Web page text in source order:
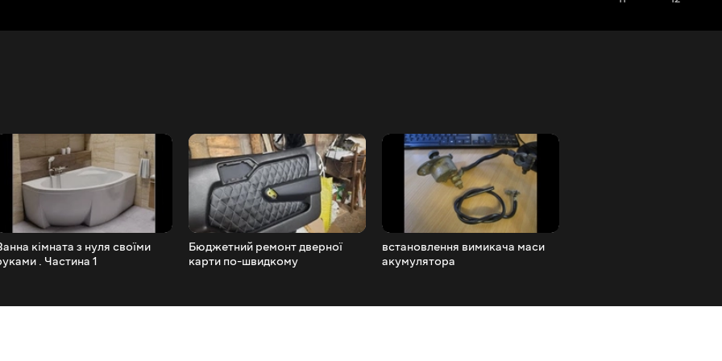
кімната з нуля своїми
. Частина 1
Бюджетний ремонт дверної
карти по-швидкому
встановлення вимикача маси
акумулятора